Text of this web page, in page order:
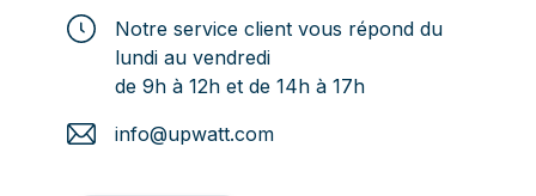
Notre service client vous répond du
lundi au vendredi
de 9h à 12h et de 14h à 17h
info@upwatt.com